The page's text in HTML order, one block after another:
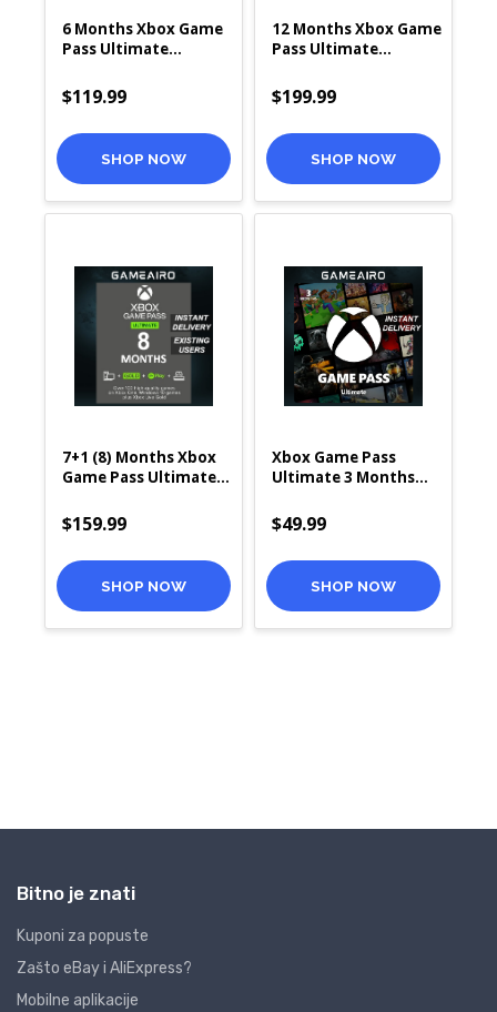
Bitno je znati
Kuponi za popuste
Zašto eBay i AliExpress?
Mobilne aplikacije